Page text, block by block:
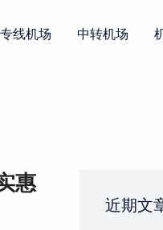
线机场 中转机场
惠
近期文